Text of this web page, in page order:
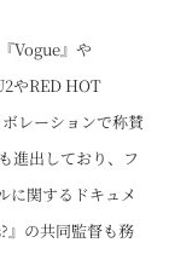
Vogue』や
やRED HOT
レーションで称賛
進出しており、フ
に関するドキュメ
』の共同監督も務